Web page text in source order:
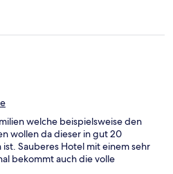
welche beispielsweise den
wollen da dieser in gut 20
Sauberes Hotel mit einem sehr
bekommt auch die volle